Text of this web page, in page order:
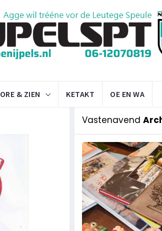
ORE & ZIEN KETAKT OE EN WA
Vastenavend